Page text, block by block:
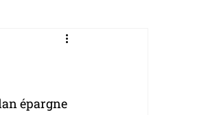
épargne